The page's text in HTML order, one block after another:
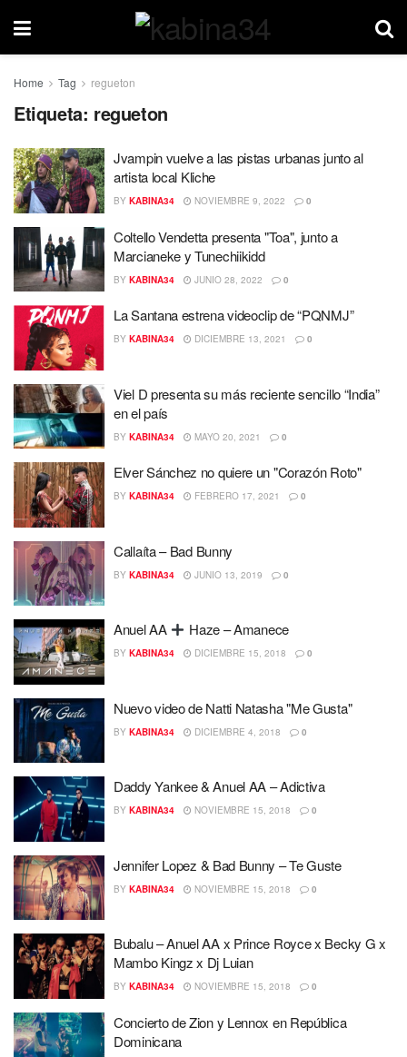
Home Tag regueton
Etiqueta: regueton
Jvampin vuelve a las pistas urbanas junto al
artista local Kliche
BY KABINA34 NOVIEMBRE 9, 2022 0
Coltello Vendetta presenta "Toa", junto a
Marcianeke y Tunechiikidd
BY KABINA34 JUNIO 28, 2022 0
La Santana estrena videoclip de “PQNMJ”
BY KABINA34 DICIEMBRE 13, 2021 0
Viel D presenta su más reciente sencillo “India”
en el país
BY KABINA34 MAYO 20, 2021 0
Elver Sánchez no quiere un "Corazón Roto"
BY KABINA34 FEBRERO 17, 2021 0
Callaíta – Bad Bunny
BY KABINA34 JUNIO 13, 2019 0
Anuel AA Haze – Amanece
BY KABINA34 DICIEMBRE 15, 2018 0
Nuevo video de Natti Natasha "Me Gusta"
BY KABINA34 DICIEMBRE 4, 2018 0
Daddy Yankee & Anuel AA – Adictiva
BY KABINA34 NOVIEMBRE 15, 2018 0
Jennifer Lopez & Bad Bunny – Te Guste
BY KABINA34 NOVIEMBRE 15, 2018 0
Bubalu – Anuel AA x Prince Royce x Becky G x
Mambo Kingz x Dj Luian
BY KABINA34 NOVIEMBRE 15, 2018 0
Concierto de Zion y Lennox en República
Dominicana